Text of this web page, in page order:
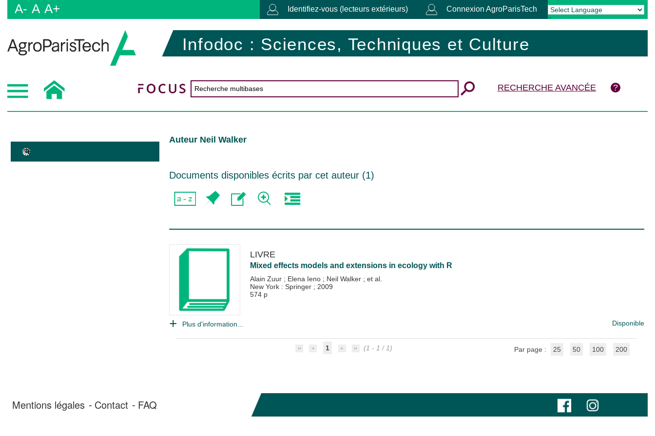
A- A A+ Identifiez-vous (lecteurs extérieurs) Connexion AgroParisTech
Powered by Translate
Infodoc : Sciences, Techniques et Culture
RECHERCHE AVANCÉE
Auteur Neil Walker
Documents disponibles écrits par cet auteur (1)
LIVRE
Mixed effects models and extensions in ecology with R
Alain Zuur ; Elena Ieno ; Neil Walker ; et al.
New York : Springer ; 2009
574 p
Plus d'information... Disponible
1 (1 - 1 / 1) Par page : 25 50 100 200
Mentions légales Contact FAQ